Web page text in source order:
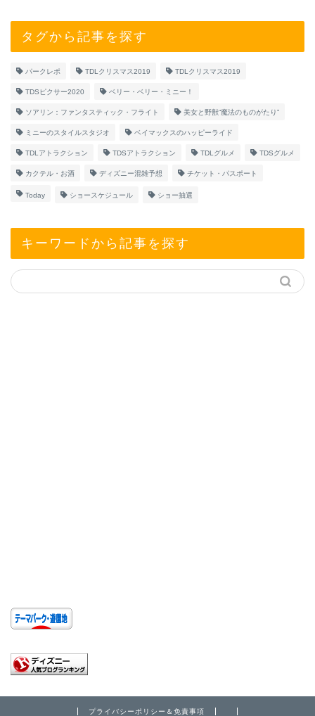
タグから記事を探す
パークレポ TDLクリスマス2019 TDLクリスマス2019
TDSピクサー2020 ベリー・ベリー・ミニー！
ソアリン：ファンタスティック・フライト 美女と野獣“魔法のものがたり”
ミニーのスタイルスタジオ ベイマックスのハッピーライド
TDLアトラクション TDSアトラクション TDLグルメ TDSグルメ
カクテル・お酒 ディズニー混雑予想 チケット・パスポート
Today ショースケジュール ショー抽選
キーワードから記事を探す
プライバシーポリシー＆免責事項